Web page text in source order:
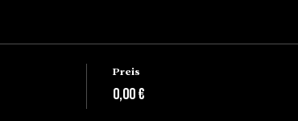
Preis
0,00 €